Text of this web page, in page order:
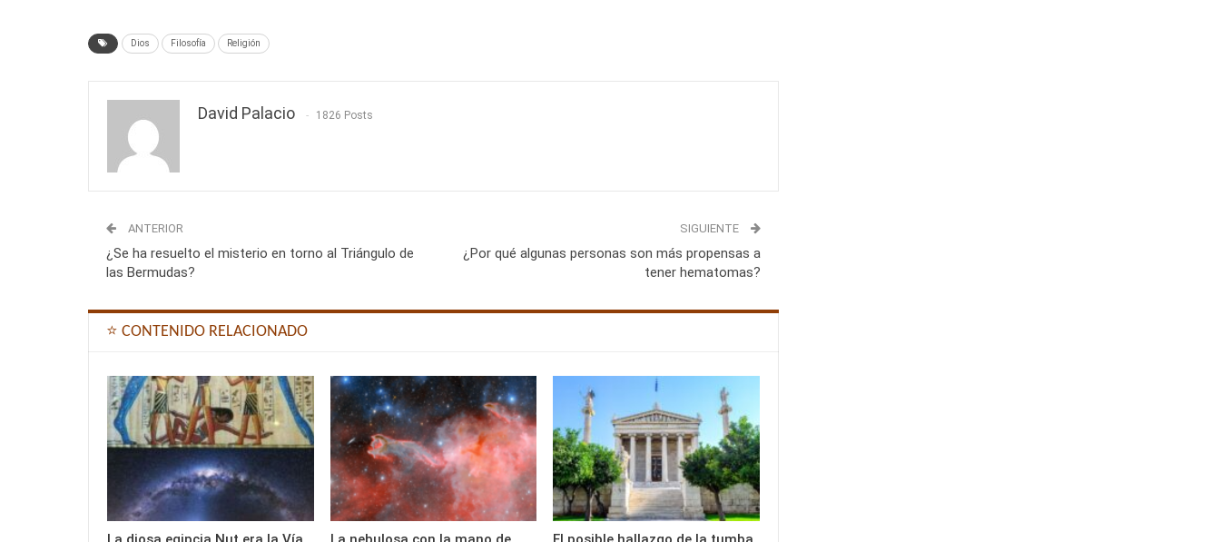
Dios Filosofía Religión
David Palacio 1826 Posts
ANTERIOR
¿Se ha resuelto el misterio en torno al Triángulo de
las Bermudas?
SIGUIENTE
¿Por qué algunas personas son más propensas a
tener hematomas?
⭐ CONTENIDO RELACIONADO